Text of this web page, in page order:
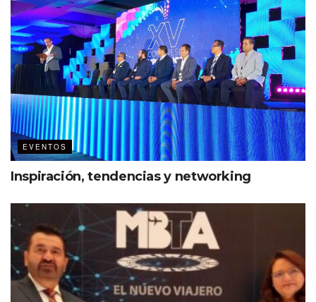
EVENTOS
Inspiración, tendencias y networking